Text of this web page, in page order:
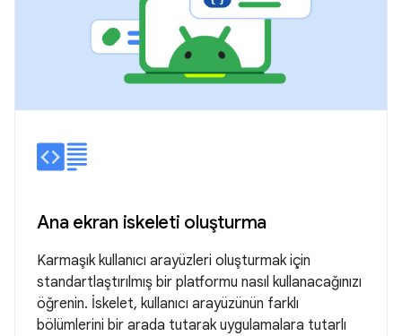
Ana ekran iskeleti oluşturma
Karmaşık kullanıcı arayüzleri oluşturmak için
standartlaştırılmış bir platformu nasıl kullanacağınızı
öğrenin. İskelet, kullanıcı arayüzünün farklı
bölümlerini bir arada tutarak uygulamalara tutarlı